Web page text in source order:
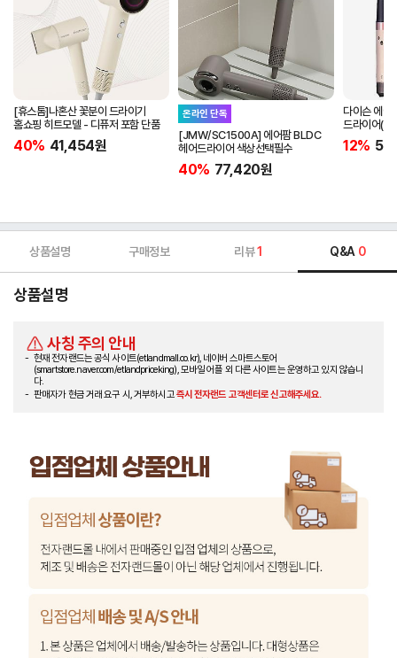
[휴스톰]나혼산 꽃분이 드라이기
홈쇼핑 히트모델 - 디퓨저 포함 단품
40% 41,454원
온라인 단독
[JMW/SC1500A] 에어팜 BLDC
헤어드라이어 색상선택필수
40% 77,420원
다이슨 에어
드라이어(세
12%
상품설명 구매정보 리뷰1 Q&A 0
상품설명
사칭 주의 안내
현재 전자랜드는 공식 사이트(etlandmall.co.kr), 네이버 스마트스토어
(smartstore.naver.com/etlandpriceking), 모바일 어플 외 다른 사이트는 운영하고 있지 않습니
다.
판매자가 현금 거래 요구 시, 거부하시고즉시 전자랜드 고객센터로 신고해주세요.